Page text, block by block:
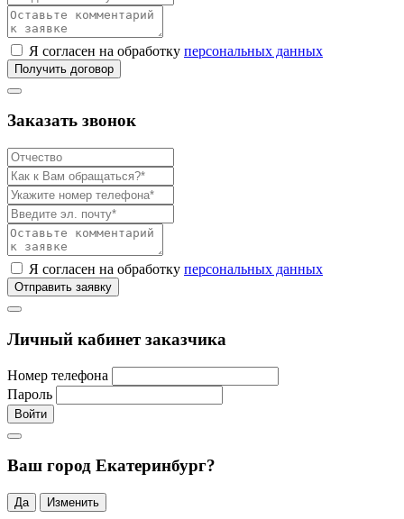
Я согласен на обработку персональных данных
Получить договор
Заказать звонок
Я согласен на обработку персональных данных
Отправить заявку
Личный кабинет заказчика
Номер телефона
Пароль
Войти
Ваш город Екатеринбург?
Да Изменить